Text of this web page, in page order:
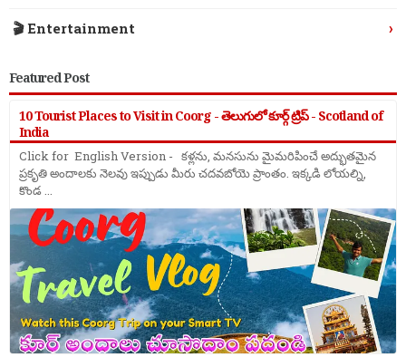
🎬 Entertainment ›
Featured Post
10 Tourist Places to Visit in Coorg - తెలుగులో కూర్గ్ ట్రిప్ - Scotland of
India
Click for English Version - కళ్లను, మనసును మైమరిపించే అద్భుతమైన
ప్రకృతి అందాలకు నెలవు ఇప్పుడు మీరు చదవబోయె ప్రాంతం. ఇక్కడి లోయల్ని,
కొండ ...